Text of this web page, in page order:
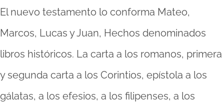
El nuevo testamento lo conforma Mateo,
Marcos, Lucas y Juan, Hechos denominados
libros históricos. La carta a los romanos, primera
y segunda carta a los Corintios, epístola a los
gálatas, a los efesios, a los filipenses, a los